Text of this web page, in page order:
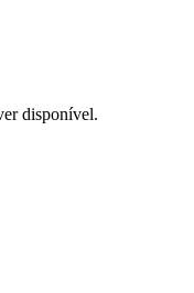
disponível.